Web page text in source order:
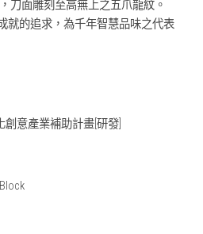
刀面雕刻至高無上之五爪龍紋。
就的追求，為千年智慧品味之代表
意產業補助計畫[研發]